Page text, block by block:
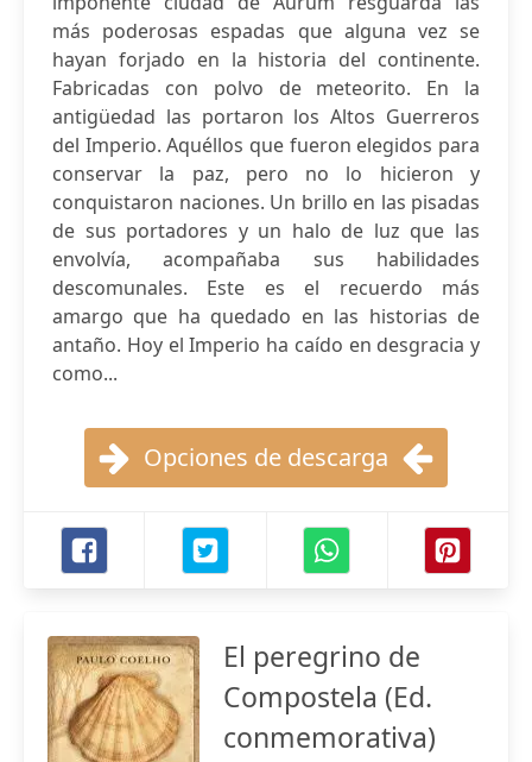
más poderosas espadas que alguna vez se
hayan forjado en la historia del continente.
Fabricadas con polvo de meteorito. En la
antigüedad las portaron los Altos Guerreros
del Imperio. Aquéllos que fueron elegidos para
conservar la paz, pero no lo hicieron y
conquistaron naciones. Un brillo en las pisadas
de sus portadores y un halo de luz que las
envolvía, acompañaba sus habilidades
descomunales. Este es el recuerdo más
amargo que ha quedado en las historias de
antaño. Hoy el Imperio ha caído en desgracia y
como...
Opciones de descarga
El peregrino de
Compostela (Ed.
conmemorativa)